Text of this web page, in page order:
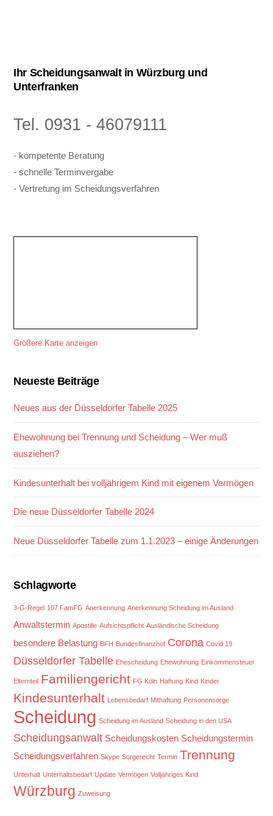
Ihr Scheidungsanwalt in Würzburg und
Unterfranken
Tel. 0931 - 46079111
- kompetente Beratung
- schnelle Terminvergabe
- Vertretung im Scheidungsverfahren
Größere Karte anzeigen
Neueste Beiträge
Neues aus der Düsseldorfer Tabelle 2025
Ehewohnung bei Trennung und Scheidung – Wer muß
ausziehen?
Kindesunterhalt bei volljährigem Kind mit eigenem Vermögen
Die neue Düsseldorfer Tabelle 2024
Neue Düsseldorfer Tabelle zum 1.1.2023 – einige Änderungen
Schlagworte
3-G-Regel 107 FamFG Anerkennung Anerkennung Scheidung im Ausland
Anwaltstermin Apostille Aufsichtspflicht Ausländische Scheidung
besondere Belastung BFH Bundesfinanzhof Corona Covid 19
Düsseldorfer Tabelle Ehescheidung Ehewohnung Einkommensteuer
Elternteil Familiengericht FG Köln Haftung Kind Kinder
Kindesunterhalt Lebensbedarf Mithaftung Personensorge
Scheidung Scheidung im Ausland Scheidung in den USA
Scheidungsanwalt Scheidungskosten Scheidungstermin
Scheidungsverfahren Skype Sorgerecht Termin Trennung
Unterhalt Unterhaltsbedarf Update Vermögen Volljähriges Kind
Würzburg Zuweisung